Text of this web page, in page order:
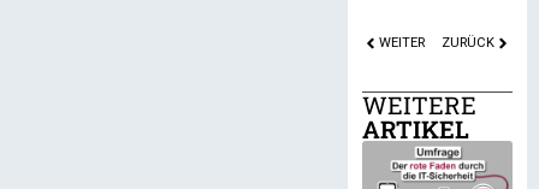
WEITER ZURÜCK
WEITERE
ARTIKEL